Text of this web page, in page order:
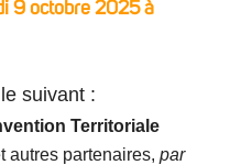
9 octobre 2025 à
suivant :
Territoriale
autres partenaires, par